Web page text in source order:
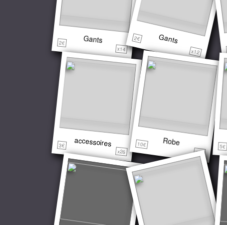
Gants
2€
x14
Gants
2€
x12
accessoires
3€
x26
Robe
10€
x15
5€